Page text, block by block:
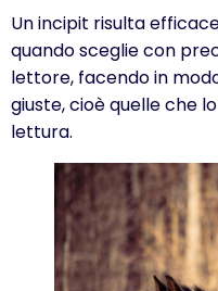
Un incipit risulta
quando sceglie con
lettore, facendo in
giuste, cioè quelle che
lettura.